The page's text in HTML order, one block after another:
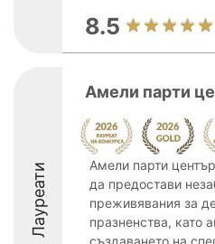
8.5
Лауреати
Амели парти
Амели парти
да предостави
преживявания за
празненства, като
създаването на